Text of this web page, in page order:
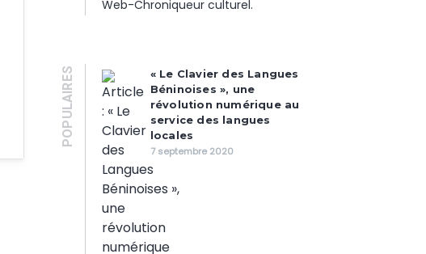
Web-Chroniqueur culturel.
POPULAIRES
« Le Clavier des Langues
Béninoises », une
révolution numérique au
service des langues
locales
7 septembre 2020